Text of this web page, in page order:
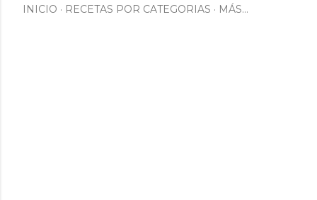
INICIO RECETAS POR CATEGORIAS MÁS…